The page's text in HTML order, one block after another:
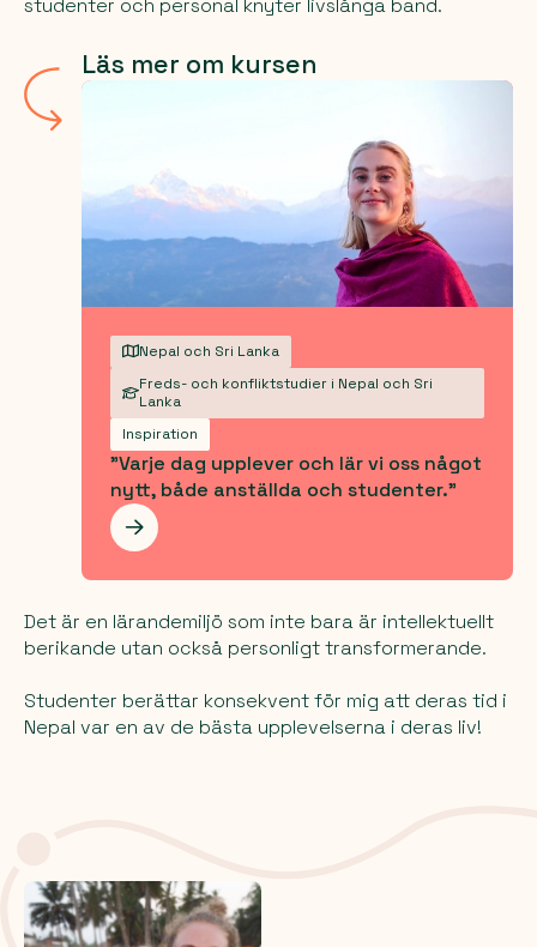
studenter och personal knyter livslånga band.
Läs mer om kursen
Nepal och Sri Lanka
Freds- och konfliktstudier i Nepal och Sri
Lanka
Inspiration
"Varje dag upplever och lär vi oss något
nytt, både anställda och studenter."
Les mer
Det är en lärandemiljö som inte bara är intellektuellt
berikande utan också personligt transformerande.
Studenter berättar konsekvent för mig att deras tid i
Nepal var en av de bästa upplevelserna i deras liv!